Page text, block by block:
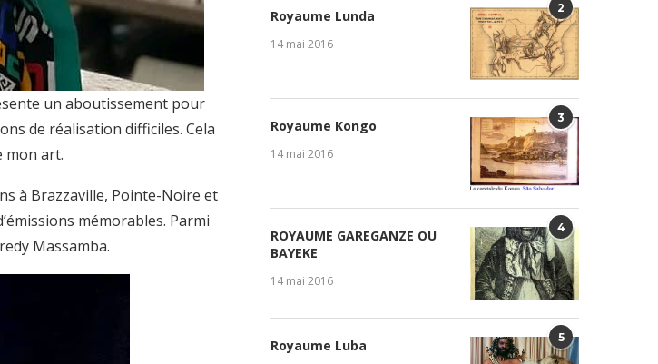
un aboutissement pour
de réalisation difficiles. Cela
mon art.
à Brazzaville, Pointe-Noire et
mémorables. Parmi
Massamba.
2
Royaume Lunda
14 mai 2016
3
Royaume Kongo
14 mai 2016
4
ROYAUME GAREGANZE OU
BAYEKE
14 mai 2016
5
Royaume Luba